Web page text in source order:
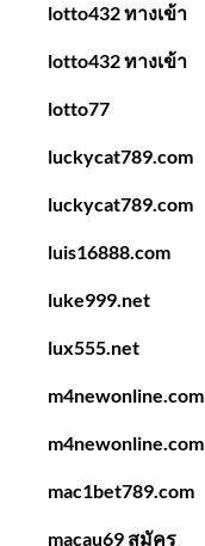
lotto432 ทางเข้า
lotto432 ทางเข้า
lotto77
luckycat789.com
luckycat789.com
luis16888.com
luke999.net
lux555.net
m4newonline.com
m4newonline.com
mac1bet789.com
macau69 สมัคร